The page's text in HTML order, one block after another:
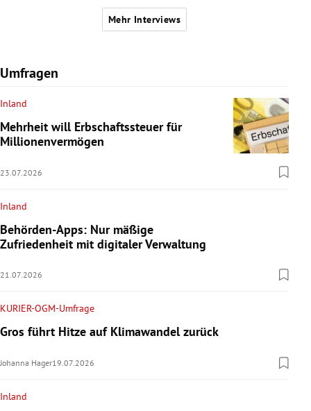
Mehr Interviews
Umfragen
Inland
Mehrheit will Erbschaftssteuer für
Millionenvermögen
23.07.2026
Inland
Behörden-Apps: Nur mäßige
Zufriedenheit mit digitaler Verwaltung
21.07.2026
KURIER-OGM-Umfrage
Gros führt Hitze auf Klimawandel zurück
Johanna Hager19.07.2026
Inland